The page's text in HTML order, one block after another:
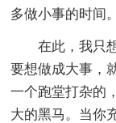
多做小事的时间。
在此，我只想
要想做成大事，
一个跑堂打杂的
大的黑马。当你